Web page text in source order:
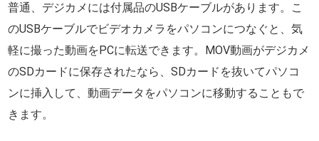
普通、デジカメには付属品のUSBケーブルがあります。こ
のUSBケーブルでビデオカメラをパソコンにつなぐと、気
軽に撮った動画をPCに転送できます。MOV動画がデジカメ
のSDカードに保存されたなら、SDカードを抜いてパソコ
ンに挿入して、動画データをパソコンに移動することもで
きます。